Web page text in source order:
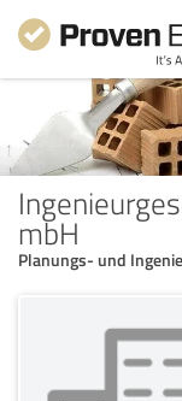
mbH
Planungs- und